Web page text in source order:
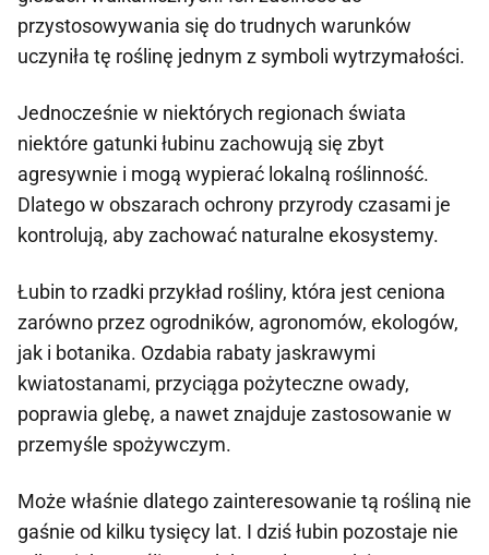
przystosowywania się do trudnych warunków
uczyniła tę roślinę jednym z symboli wytrzymałości.
Jednocześnie w niektórych regionach świata
niektóre gatunki łubinu zachowują się zbyt
agresywnie i mogą wypierać lokalną roślinność.
Dlatego w obszarach ochrony przyrody czasami je
kontrolują, aby zachować naturalne ekosystemy.
Łubin to rzadki przykład rośliny, która jest ceniona
zarówno przez ogrodników, agronomów, ekologów,
jak i botanika. Ozdabia rabaty jaskrawymi
kwiatostanami, przyciąga pożyteczne owady,
poprawia glebę, a nawet znajduje zastosowanie w
przemyśle spożywczym.
Może właśnie dlatego zainteresowanie tą rośliną nie
gaśnie od kilku tysięcy lat. I dziś łubin pozostaje nie